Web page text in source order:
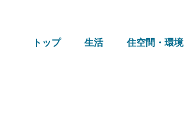
トップ 生活 住空間・環境